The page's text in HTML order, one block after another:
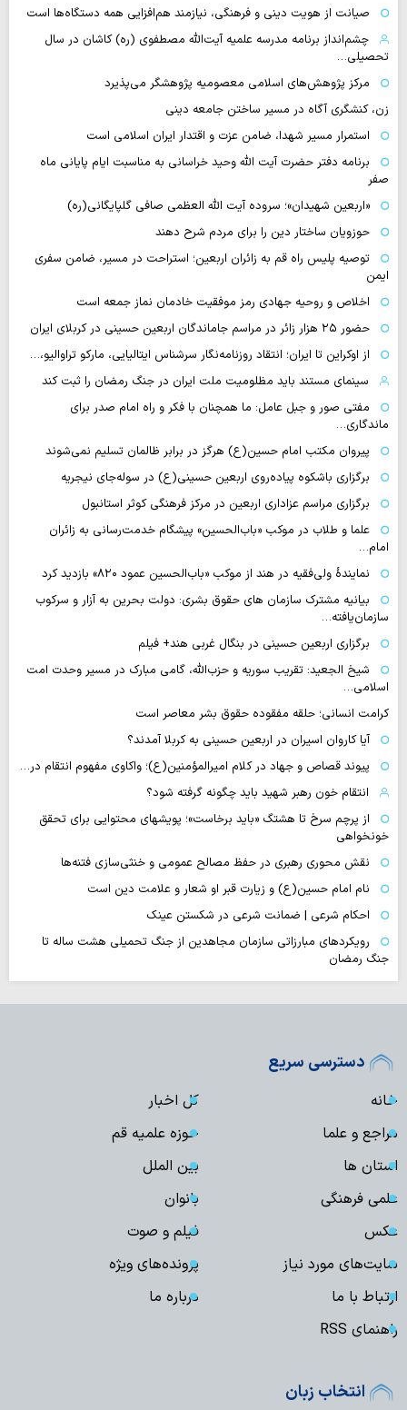
صیانت از هویت دینی و فرهنگی، نیازمند هم‌افزایی همه دستگاه‌ها است
چشم‌انداز برنامه مدرسه علمیه آیت‌الله مصطفوی (ره) کاشان در سال
تحصیلی…
مرکز پژوهش‌های اسلامی معصومیه پژوهشگر می‌پذیرد
زن، کنشگری آگاه در مسیر ساختن جامعه دینی
استمرار مسیر شهدا، ضامن عزت و اقتدار ایران اسلامی است
برنامه دفتر حضرت آیت الله وحید خراسانی به مناسبت ایام پایانی ماه
صفر
«اربعین شهیدان»؛ سروده آیت الله العظمی صافی گلپایگانی(ره)
حوزویان ساختار دین را برای مردم شرح دهند
توصیه پلیس راه قم به زائران اربعین؛ استراحت در مسیر، ضامن سفری
ایمن
اخلاص و روحیه جهادی رمز موفقیت خادمان نماز جمعه است
حضور ۲۵ هزار زائر در مراسم جاماندگان اربعین حسینی در کربلای ایران
از اوکراین تا ایران؛ انتقاد روزنامه‌نگار سرشناس ایتالیایی، مارکو تراوالیو،…
سینمای مستند باید مظلومیت ملت ایران در جنگ رمضان را ثبت کند
مفتی صور و جبل عامل: ما همچنان با فکر و راه امام صدر برای
ماندگاری…
پیروان مکتب امام حسین(ع) هرگز در برابر ظالمان تسلیم نمی‌شوند
برگزاری باشکوه پیاده‌روی اربعین حسینی(ع) در سوله‌جای نیجریه
برگزاری مراسم عزاداری اربعین در مرکز فرهنگی کوثر استانبول
علما و طلاب در موکب «باب‌الحسین» پیشگام خدمت‌رسانی به زائران
امام…
نمایندهٔ ولی‌فقیه در هند از موکب «باب‌الحسین عمود ۸۲۰» بازدید کرد
بیانیه مشترک سازمان های حقوق بشری: دولت بحرین به آزار و سرکوب
سازمان‌یافته…
برگزاری اربعین حسینی در بنگال غربی هند+ فیلم
شیخ الجعید: تقریب سوریه و حزب‌الله، گامی مبارک در مسیر وحدت امت
اسلامی…
کرامت انسانی؛ حلقه مفقوده حقوق بشر معاصر است
آیا کاروان اسیران در اربعین حسینی به کربلا آمدند؟
پیوند قصاص و جهاد در کلام امیرالمؤمنین(ع)؛ واکاوی مفهوم انتقام در…
انتقام خون رهبر شهید باید چگونه گرفته شود؟
از پرچم سرخ تا هشتگ «باید برخاست»؛ پویشهای محتوایی برای تحقق
خونخواهی
نقش محوری رهبری در حفظ مصالح عمومی و خنثی‌سازی فتنه‌ها
نام امام حسین(ع) و زیارت قبر او شعار و علامت دین است
احکام شرعی | ضمانت شرعی در شکستن عینک
رویکردهای مبارزاتی سازمان مجاهدین از جنگ تحمیلی هشت ساله تا
جنگ رمضان
دسترسی سریع
خانه
کل اخبار
مراجع و علما
حوزه علمیه قم
استان ها
بین الملل
علمی فرهنگی
بانوان
عکس
فیلم و صوت
سایت‌های مورد نیاز
پرونده‌های ویژه
ارتباط با ما
درباره ما
راهنمای RSS
انتخاب زبان